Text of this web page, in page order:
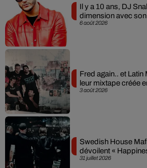
6 août 2026
Il y a 10 ans, DJ
dimension avec
3 août 2026
Fred again.. et
leur mixtape créée
31 juillet 2026
Swedish House
dévoilent «